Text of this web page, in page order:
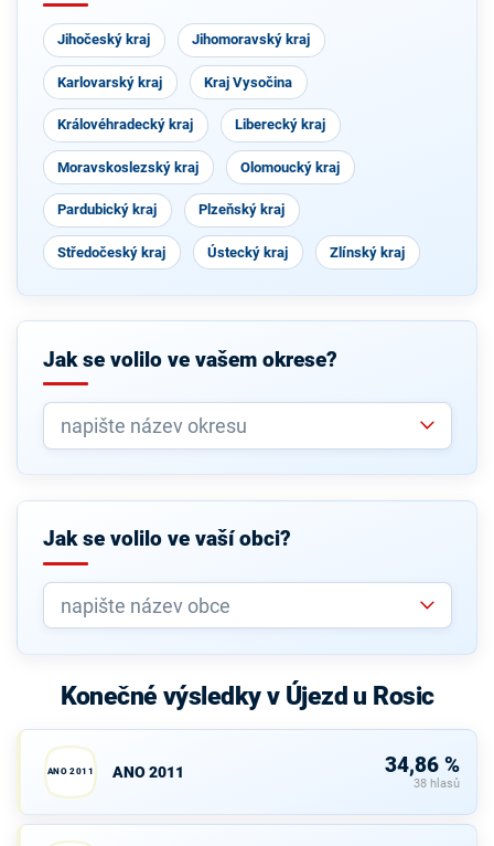
Jihočeský kraj Jihomoravský kraj
Karlovarský kraj Kraj Vysočina
Královéhradecký kraj Liberecký kraj
Moravskoslezský kraj Olomoucký kraj
Pardubický kraj Plzeňský kraj
Středočeský kraj Ústecký kraj Zlínský kraj
Jak se volilo ve vašem okrese?
Jak se volilo ve vaší obci?
Konečné výsledky v Újezd u Rosic
ANO 2011 ANO 2011 34,86 %
38 hlasů